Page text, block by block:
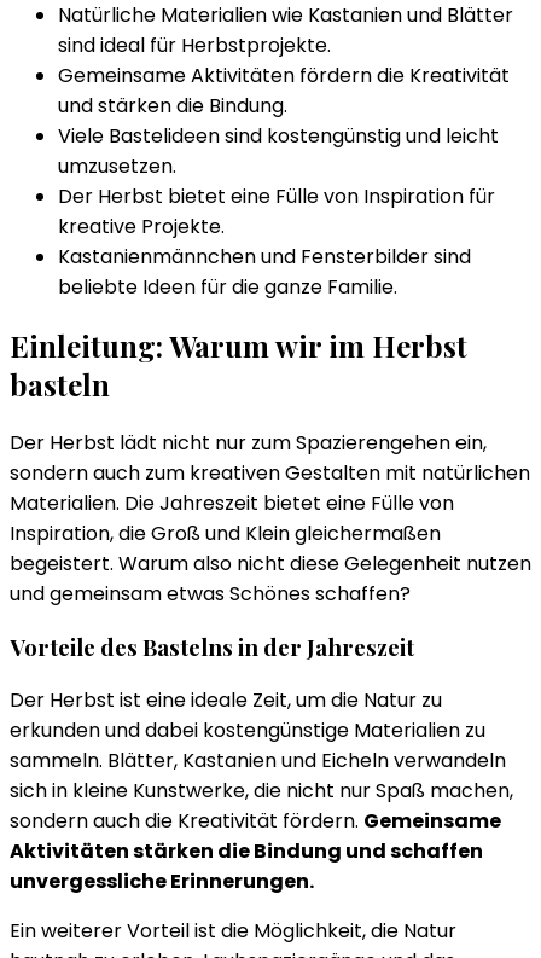
Natürliche Materialien wie Kastanien und Blätter
sind ideal für Herbstprojekte.
Gemeinsame Aktivitäten fördern die Kreativität
und stärken die Bindung.
Viele Bastelideen sind kostengünstig und leicht
umzusetzen.
Der Herbst bietet eine Fülle von Inspiration für
kreative Projekte.
Kastanienmännchen und Fensterbilder sind
beliebte Ideen für die ganze Familie.
Einleitung: Warum wir im Herbst
basteln
Der Herbst lädt nicht nur zum Spazierengehen ein,
sondern auch zum kreativen Gestalten mit natürlichen
Materialien. Die Jahreszeit bietet eine Fülle von
Inspiration, die Groß und Klein gleichermaßen
begeistert. Warum also nicht diese Gelegenheit nutzen
und gemeinsam etwas Schönes schaffen?
Vorteile des Bastelns in der Jahreszeit
Der Herbst ist eine ideale Zeit, um die Natur zu
erkunden und dabei kostengünstige Materialien zu
sammeln. Blätter, Kastanien und Eicheln verwandeln
sich in kleine Kunstwerke, die nicht nur Spaß machen,
sondern auch die Kreativität fördern. Gemeinsame
Aktivitäten stärken die Bindung und schaffen
unvergessliche Erinnerungen.
Ein weiterer Vorteil ist die Möglichkeit, die Natur